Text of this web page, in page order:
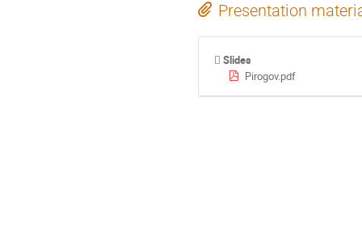
Presentation
Slides
Pirogov.pdf